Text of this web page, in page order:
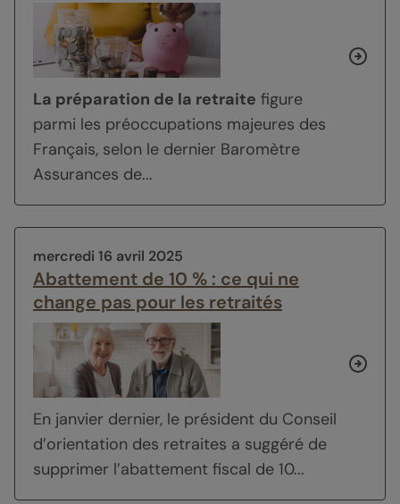
La préparation de la retraite figure
parmi les préoccupations majeures des
Français, selon le dernier Baromètre
Assurances de...
mercredi 16 avril 2025
Abattement de 10 % : ce qui ne
change pas pour les retraités
En janvier dernier, le président du Conseil
d’orientation des retraites a suggéré de
supprimer l’abattement fiscal de 10...